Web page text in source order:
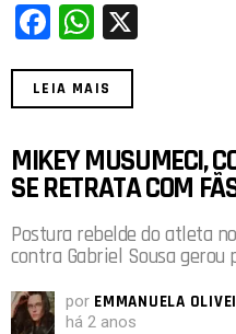
F
ce
o
o
k
W
at
A
p
p
LEIA MAIS
MIKEY MUSUMECI,
SE RETRATA COM
Postura rebelde do atleta
contra Gabriel Sousa gerou
por EMMANUELA
há 2 anos